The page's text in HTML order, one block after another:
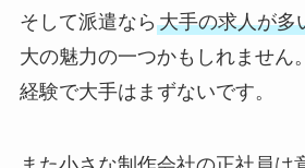
そして派遣なら 大手の求人が多
大の魅力の一つかもしれませ
経験で大手はまずないです。